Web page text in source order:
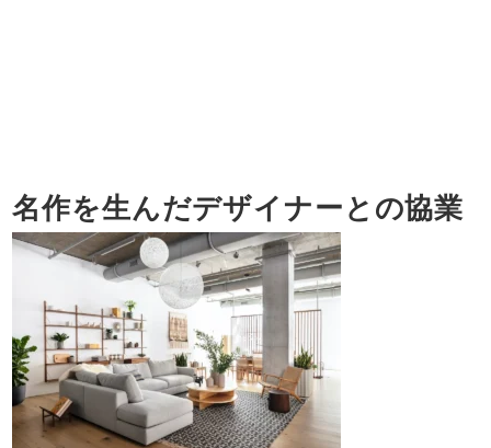
名作を生んだデザイナーとの協業